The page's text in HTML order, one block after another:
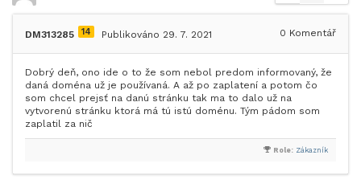
DM313285 14 Publikováno 29. 7. 2021 0 Komentář
Dobrý deň, ono ide o to že som nebol predom informovaný, že
daná doména už je používaná. A až po zaplatení a potom čo
som chcel prejsť na danú stránku tak ma to dalo už na
vytvorenú stránku ktorá má tú istú doménu. Tým pádom som
zaplatil za nič
Role: Zákazník